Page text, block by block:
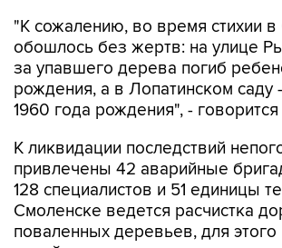
"К сожалению, во время стихии
обошлось без жертв: на улице
за упавшего дерева погиб
рождения, а в Лопатинском
1960 года рождения", -
К ликвидации последствий
привлечены 42 аварийные
128 специалистов и 51 единицы
Смоленске ведется расчистка
поваленных деревьев, для этого